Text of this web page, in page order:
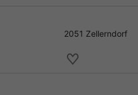
2051 Zellerndorf